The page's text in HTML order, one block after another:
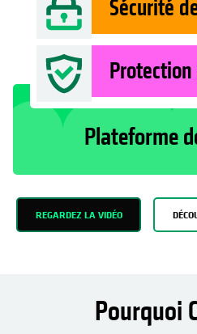
Sécurité
Plateforme
REGARDEZ LA VIDÉO
Pourquoi